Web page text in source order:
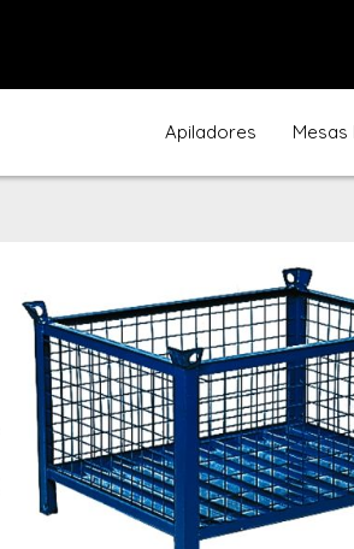
Apiladores Mesas